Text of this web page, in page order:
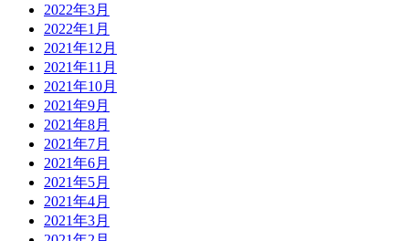
2022年3月
2022年1月
2021年12月
2021年11月
2021年10月
2021年9月
2021年8月
2021年7月
2021年6月
2021年5月
2021年4月
2021年3月